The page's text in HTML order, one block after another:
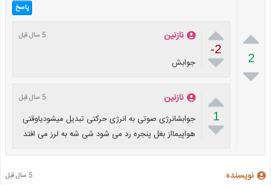

2

پاسخ

-2

نازنین 5 سال قبل
جوابش

1

نازنین 5 سال قبل
جوابشانرژی صوتی به انرژی حرکتی تبدیل میشودیاوقتی
هواپیمااز بغل پنجره رد می شود شی شه به لرز می افتد
نویسنده 5 سال قبل